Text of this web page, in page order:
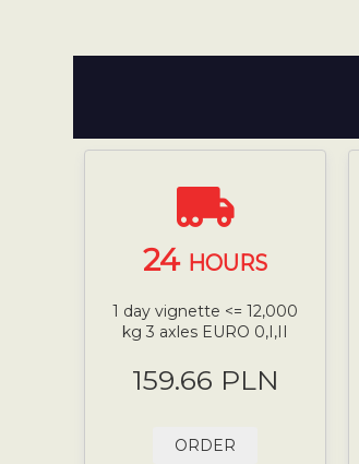
24 HOURS
1 day vignette <= 12,000
kg 3 axles EURO 0,I,II
159.66 PLN
ORDER